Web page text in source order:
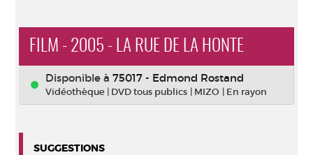
FILM - 2005 - LA RUE DE LA HONTE
Disponible à 75017 - Edmond Rostand
Vidéothèque | DVD tous publics | MIZO | En rayon
SUGGESTIONS